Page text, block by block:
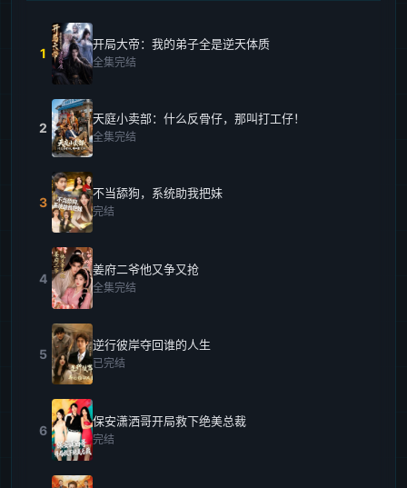
1
开局大帝：我的弟子全是逆天体质
全集完结
2
天庭小卖部：什么反骨仔，那叫打工仔！
全集完结
3
不当舔狗，系统助我把妹
完结
4
姜府二爷他又争又抢
全集完结
5
逆行彼岸夺回谁的人生
已完结
6
保安潇洒哥开局救下绝美总裁
完结